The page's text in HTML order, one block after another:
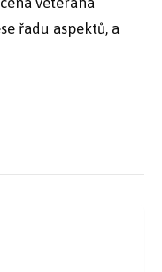
řadu aspektů, a